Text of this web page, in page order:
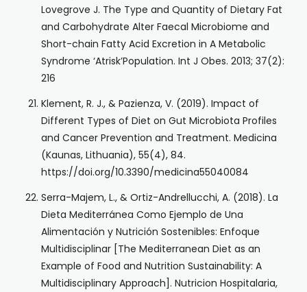
Lovegrove J. The Type and Quantity of Dietary Fat
and Carbohydrate Alter Faecal Microbiome and
Short-chain Fatty Acid Excretion in A Metabolic
Syndrome ‘Atrisk’Population. Int J Obes. 2013; 37(2):
216
Klement, R. J., & Pazienza, V. (2019). Impact of
Different Types of Diet on Gut Microbiota Profiles
and Cancer Prevention and Treatment. Medicina
(Kaunas, Lithuania), 55(4), 84.
https://doi.org/10.3390/medicina55040084
Serra-Majem, L., & Ortiz-Andrellucchi, A. (2018). La
Dieta Mediterránea Como Ejemplo de Una
Alimentación y Nutrición Sostenibles: Enfoque
Multidisciplinar [The Mediterranean Diet as an
Example of Food and Nutrition Sustainability: A
Multidisciplinary Approach]. Nutricion Hospitalaria,